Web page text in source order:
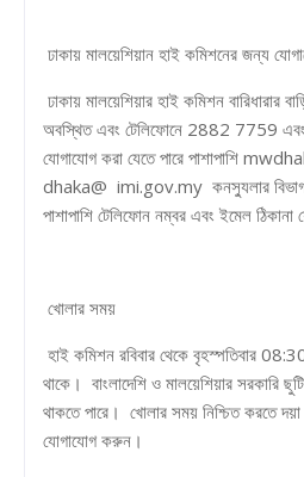
ঢাকায় মালয়েশিয়ান হাই কমিশনের জন্য
ঢাকায় মালয়েশিয়ার হাই কমিশন
অবস্থিত এবং টেলিফোনে 2882 7759
যোগাযোগ করা যেতে পারে পাশাপাশি
dhaka@ imi.gov.my কনস্যুলার বিভাগ
পাশাপাশি টেলিফোন নম্বর এবং ইমেল ঠিকানা
খোলার সময়
হাই কমিশন রবিবার থেকে বৃহস্পতিবার
থাকে। বাংলাদেশি ও মালয়েশিয়ার সরকারি
থাকতে পারে। খোলার সময় নিশ্চিত করতে
যোগাযোগ করুন।